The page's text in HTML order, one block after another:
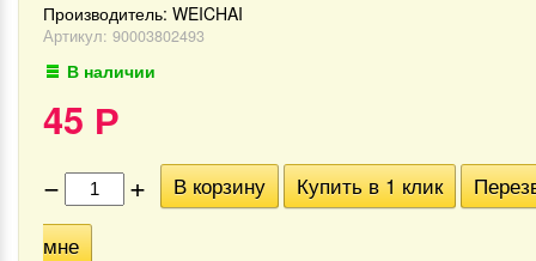
Производитель: WEICHAI
Артикул: 90003802493
В наличии
45 Р
−
+ В корзину Купить в 1 клик
мне